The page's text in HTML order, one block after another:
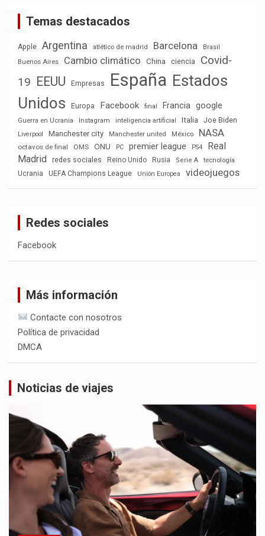
Temas destacados
Apple Argentina atlético de madrid Barcelona
Brasil
Buenos Aires
Cambio climático China ciencia
Covid-
19 EEUU Empresas España Estados
Unidos
Europa Facebook final Francia google
Guerra en Ucrania Instagram inteligencia artificial Italia Joe Biden
Liverpool Manchester city Manchester united México NASA
octavos de final OMS ONU PC premier league PS4
Real
Madrid
redes sociales Reino Unido Rusia Serie A
tecnología
Ucrania
UEFA Champions League Unión Europea videojuegos
Redes sociales
Facebook
Más información
Contacte con nosotros
Política de privacidad
DMCA
Noticias de viajes